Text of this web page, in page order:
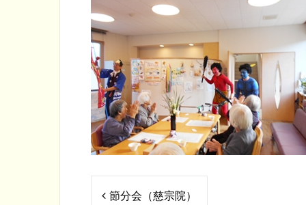
投節分会（慈宗院）